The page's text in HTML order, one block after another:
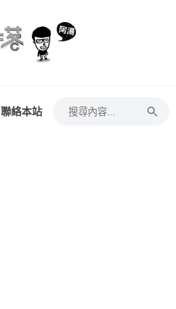
聯絡本站